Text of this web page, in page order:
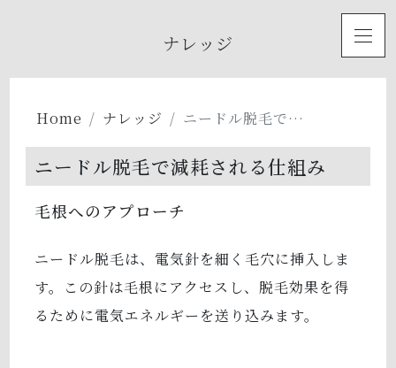
ナレッジ
Home ナレッジ ニードル脱毛で…
ニードル脱毛で減耗される仕組み
毛根へのアプローチ
ニードル脱毛は、電気針を細く毛穴に挿入しま
す。この針は毛根にアクセスし、脱毛効果を得
るために電気エネルギーを送り込みます。